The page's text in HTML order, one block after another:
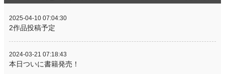
2025-04-10 07:04:30
2作品投稿予定
2024-03-21 07:18:43
本日ついに書籍発売！